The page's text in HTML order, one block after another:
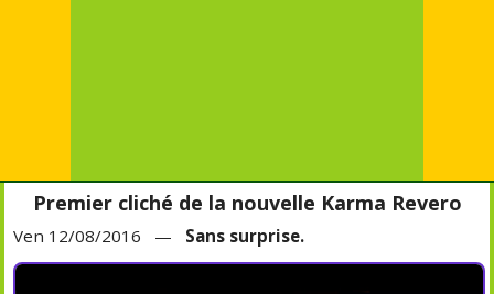
Premier cliché de la nouvelle Karma Revero
Ven 12/08/2016 — Sans surprise.